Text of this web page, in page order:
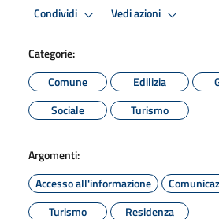
Condividi Vedi azioni
Categorie:
Comune
Edilizia
Sociale
Turismo
Argomenti:
Accesso all'informazione
Turismo
Residenza